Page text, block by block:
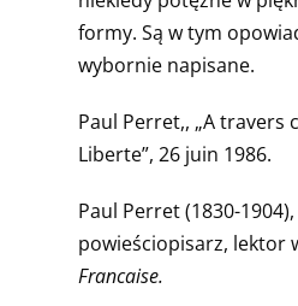
formy. Są w tym
wybornie napisane.
Paul Perret,, „A travers
Liberte”, 26 juin 1986.
Paul Perret (1830-
powieściopisarz, lektor
Francaise.